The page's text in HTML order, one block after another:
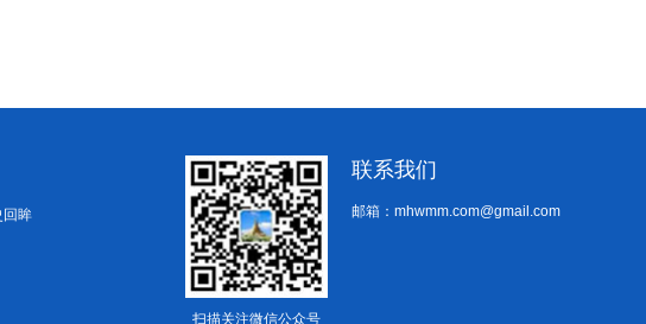
回眸
扫描关注微信公众号
联系我们
邮箱：mhwmm.com@gmail.com